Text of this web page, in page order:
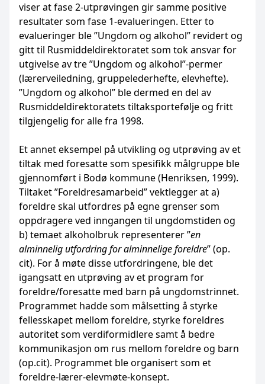
viser at fase 2-utprøvingen gir samme positive
resultater som fase 1-evalueringen. Etter to
evalueringer ble ”Ungdom og alkohol” revidert og
gitt til Rusmiddeldirektoratet som tok ansvar for
utgivelse av tre ”Ungdom og alkohol”-permer
(lærerveiledning, gruppelederhefte, elevhefte).
”Ungdom og alkohol” ble dermed en del av
Rusmiddeldirektoratets tiltaksportefølje og fritt
tilgjengelig for alle fra 1998.
Et annet eksempel på utvikling og utprøving av et
tiltak med foresatte som spesifikk målgruppe ble
gjennomført i Bodø kommune (Henriksen, 1999).
Tiltaket ”Foreldresamarbeid” vektlegger at a)
foreldre skal utfordres på egne grenser som
oppdragere ved inngangen til ungdomstiden og
b) temaet alkoholbruk representerer ”en
alminnelig utfordring for alminnelige foreldre” (op.
cit). For å møte disse utfordringene, ble det
igangsatt en utprøving av et program for
foreldre/foresatte med barn på ungdomstrinnet.
Programmet hadde som målsetting å styrke
fellesskapet mellom foreldre, styrke foreldres
autoritet som verdiformidlere samt å bedre
kommunikasjon om rus mellom foreldre og barn
(op.cit). Programmet ble organisert som et
foreldre-lærer-elevmøte-konsept.